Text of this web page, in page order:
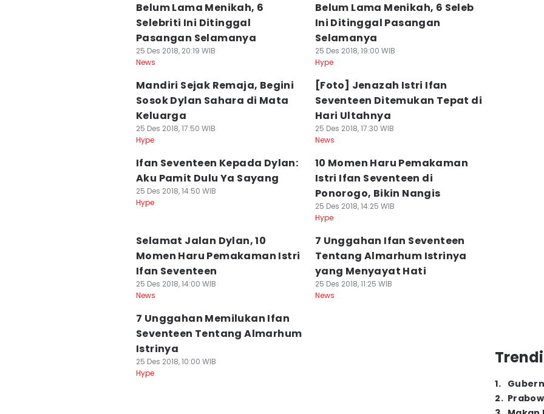
Belum Lama Menikah, 6
Selebriti Ini Ditinggal
Pasangan Selamanya
25 Des 2018, 20:19 WIB
News
Belum Lama Menikah, 6 Seleb
Ini Ditinggal Pasangan
Selamanya
25 Des 2018, 19:00 WIB
Hype
Mandiri Sejak Remaja, Begini
Sosok Dylan Sahara di Mata
Keluarga
25 Des 2018, 17:50 WIB
Hype
[Foto] Jenazah Istri Ifan
Seventeen Ditemukan Tepat di
Hari Ultahnya
25 Des 2018, 17:30 WIB
News
Ifan Seventeen Kepada Dylan:
Aku Pamit Dulu Ya Sayang
25 Des 2018, 14:50 WIB
Hype
10 Momen Haru Pemakaman
Istri Ifan Seventeen di
Ponorogo, Bikin Nangis
25 Des 2018, 14:25 WIB
Hype
Selamat Jalan Dylan, 10
Momen Haru Pemakaman Istri
Ifan Seventeen
25 Des 2018, 14:00 WIB
News
7 Unggahan Ifan Seventeen
Tentang Almarhum Istrinya
yang Menyayat Hati
25 Des 2018, 11:25 WIB
News
7 Unggahan Memilukan Ifan
Seventeen Tentang Almarhum
Istrinya
25 Des 2018, 10:00 WIB
Hype
1.
2.